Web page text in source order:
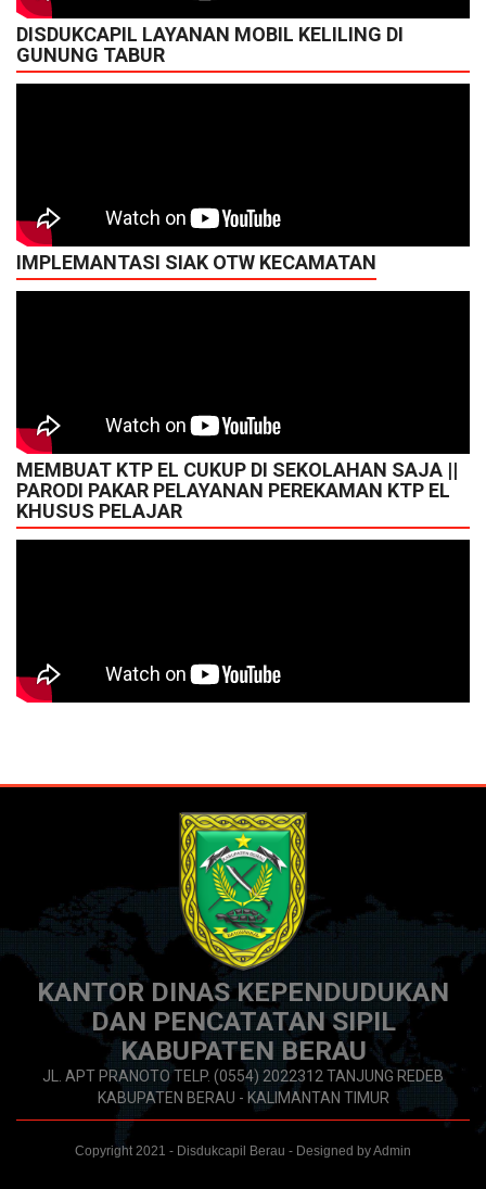
DISDUKCAPIL LAYANAN MOBIL KELILING DI
GUNUNG TABUR
IMPLEMANTASI SIAK OTW KECAMATAN
MEMBUAT KTP EL CUKUP DI SEKOLAHAN SAJA ||
PARODI PAKAR PELAYANAN PEREKAMAN KTP EL
KHUSUS PELAJAR
KANTOR DINAS KEPENDUDUKAN
DAN PENCATATAN SIPIL
KABUPATEN BERAU
JL. APT PRANOTO TELP. (0554) 2022312 TANJUNG REDEB
KABUPATEN BERAU - KALIMANTAN TIMUR
Copyright 2021 - Disdukcapil Berau - Designed by Admin